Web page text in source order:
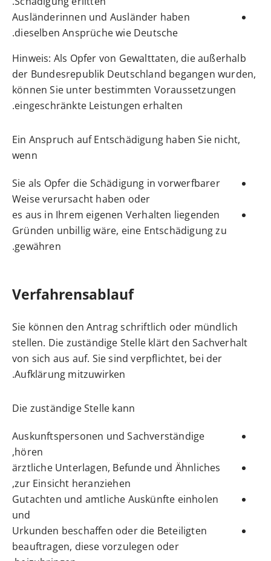
Ausländerinnen und Ausländer haben
dieselben Ansprüche wie Deutsche.
Hinweis: Als Opfer von Gewalttaten, die außerhalb
der Bundesrepublik Deutschland begangen wurden,
können Sie unter bestimmten Voraussetzungen
eingeschränkte Leistungen erhalten
.
Ein Anspruch auf Entschädigung haben Sie nicht,
wenn
Sie als Opfer die Schädigung in vorwerfbarer
Weise verursacht haben oder
es aus in Ihrem eigenen Verhalten liegenden
Gründen unbillig wäre, eine Entschädigung zu
gewähren.
Verfahrensablauf
Sie können den Antrag schriftlich oder mündlich
stellen. Die zuständige Stelle klärt den Sachverhalt
von sich aus auf. Sie sind verpflichtet, bei der
Aufklärung mitzuwirken.
Die zuständige Stelle kann
Auskunftspersonen und Sachverständige
hören,
ärztliche Unterlagen, Befunde und Ähnliches
zur Einsicht heranziehen,
Gutachten und amtliche Auskünfte einholen
und
Urkunden beschaffen oder die Beteiligten
beauftragen, diese vorzulegen oder